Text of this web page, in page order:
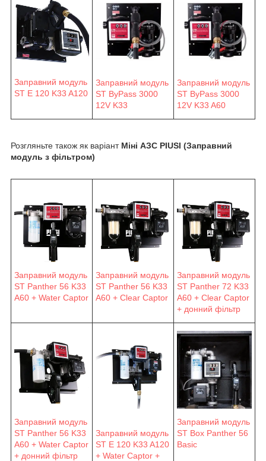
Заправний модуль
ST E 120 K33 A120
Заправний модуль
ST ByPass 3000
12V K33
Заправний модуль
ST ByPass 3000
12V K33 A60
Розгляньте також як варіант Міні АЗС PIUSI (Заправний
модуль з фільтром)
Заправний модуль
ST Panther 56 K33
A60 + Water Captor
Заправний модуль
ST Panther 56 K33
A60 + Clear Captor
Заправний модуль
ST Panther 72 K33
A60 + Clear Captor
+ донний фільтр
Заправний модуль
ST Panther 56 K33
A60 + Water Captor
+ донний фільтр
Заправний модуль
ST E 120 K33 A120
+ Water Captor +
Заправний модуль
ST Box Panther 56
Basic